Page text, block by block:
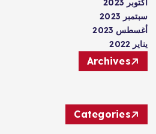
أكتوبر 2023
سبتمبر 2023
أغسطس 2023
يناير 2022
Archives
Categories